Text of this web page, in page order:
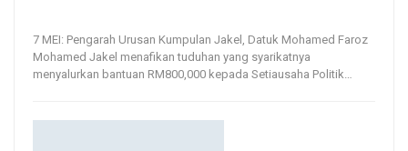
7 MEI: Pengarah Urusan Kumpulan Jakel, Datuk Mohamed Faroz
Mohamed Jakel menafikan tuduhan yang syarikatnya
menyalurkan bantuan RM800,000 kepada Setiausaha Politik